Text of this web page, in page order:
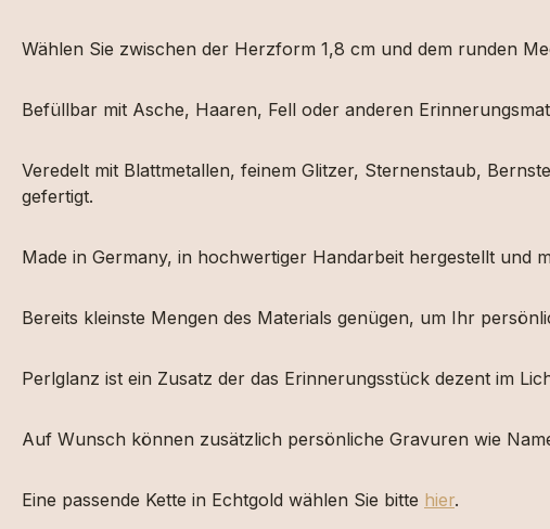
Wählen Sie zwischen der Herzform 1,8 cm und dem runden
Befüllbar mit Asche, Haaren, Fell oder anderen
Veredelt mit Blattmetallen, feinem Glitzer, Sternenstaub,
gefertigt.
Made in Germany, in hochwertiger Handarbeit hergestellt und
Bereits kleinste Mengen des Materials genügen, um Ihr
Perlglanz ist ein Zusatz der das Erinnerungsstück dezent im
Auf Wunsch können zusätzlich persönliche Gravuren wie
Eine passende Kette in Echtgold wählen Sie bitte hier.